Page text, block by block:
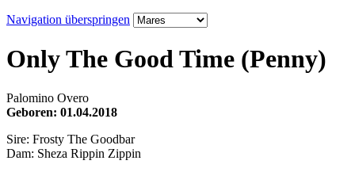
Navigation überspringen
Only The Good Time (Penny)
Palomino Overo
Geboren: 01.04.2018
Sire: Frosty The Goodbar
Dam: Sheza Rippin Zippin